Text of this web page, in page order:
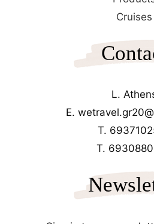
Cruises
L.
E.
T.
T.